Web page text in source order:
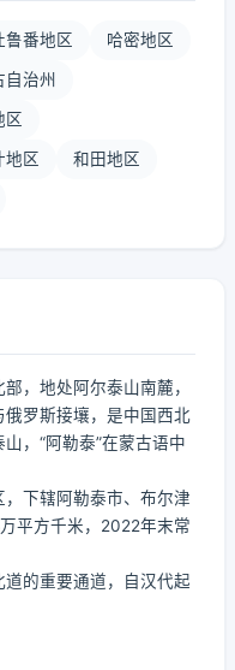
鲁番地区 哈密地区
治州
区
地区 和田地区
，地处阿尔泰山南麓，
罗斯接壤，是中国西北
，“阿勒泰”在蒙古语中
下辖阿勒泰市、布尔津
平方千米，2022年末常
的重要通道，自汉代起